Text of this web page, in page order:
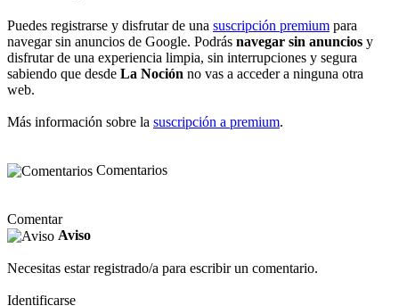
Puedes registrarse y disfrutar de una suscripción premium para
navegar sin anuncios de Google. Podrás navegar sin anuncios y
disfrutar de una experiencia limpia, sin interrupciones y segura
sabiendo que desde La Noción no vas a acceder a ninguna otra
web.
Más información sobre la suscripción a premium.
Comentarios
Comentar
Aviso
Necesitas estar registrado/a para escribir un comentario.
Identificarse